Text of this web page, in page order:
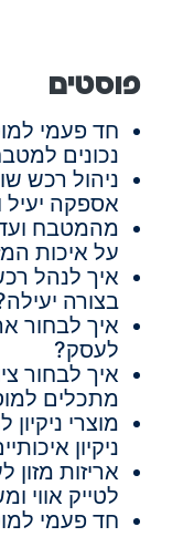
פוסטים
חד פעמי
נכונים
ניהול רכש
אספקה יעיל
מהמטבח
על איכות
איך לנהל
בצורה
איך לבחור
לעסק?
איך לבחור
מתכלים
מוצרי
ניקיון
אריזות
לטייק אווי
חד פעמי